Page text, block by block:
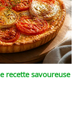
recette savoureuse